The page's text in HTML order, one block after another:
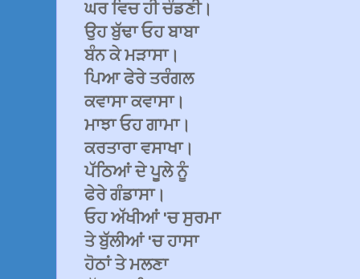
ਘਰ ਵਿਚ ਹੀ ਚੰਡਣੀ।
ਉਹ ਬੁੱਢਾ ਓਹ ਬਾਬਾ
ਬੰਨ ਕੇ ਮੜਾਸਾ।
ਪਿਆ ਫੇਰੇ ਤਰੰਗਲ
ਕਵਾਸਾ ਕਵਾਸਾ।
ਮਾਝਾ ਓਹ ਗਾਮਾ।
ਕਰਤਾਰਾ ਵਸਾਖਾ।
ਪੱਠਿਆਂ ਦੇ ਪੂਲੇ ਨੂੰ
ਫੇਰੇ ਗੰਡਾਸਾ।
ਓਹ ਅੱਖੀਆਂ 'ਚ ਸੁਰਮਾ
ਤੇ ਬੁੱਲੀਆਂ 'ਚ ਹਾਸਾ
ਹੋਠਾਂ ਤੇ ਮਲਣਾ